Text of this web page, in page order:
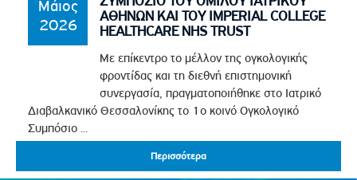
Περισσότερα
Περισσότερα
Μάιος
2026
ΑΘΗΝΩΝ ΚΑΙ ΤΟΥ IMPERIAL COLLEGE
HEALTHCARE NHS TRUST
Με επίκεντρο το μέλλον της ογκολογικής
φροντίδας και τη διεθνή επιστημονική
συνεργασία, πραγματοποιήθηκε στο Ιατρικό
Διαβαλκανικό Θεσσαλονίκης το 1ο κοινό Ογκολογικό
Συμπόσιο ...